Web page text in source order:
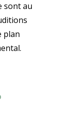
sont au
plan